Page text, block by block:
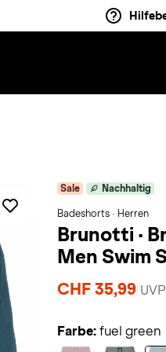
Sale Nachhaltig
Badeshorts · Herren
Brunotti ·
Men Swim
CHF 35,99
Farbe: fuel green